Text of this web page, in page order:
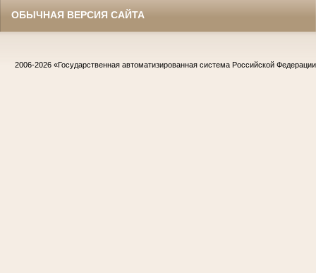
ОБЫЧНАЯ ВЕРСИЯ САЙТА
2006-2026 «Государственная автоматизированная система Российской